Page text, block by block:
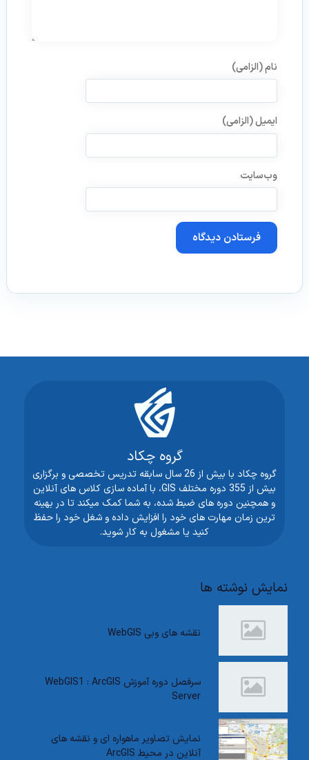
نام (الزامی)
ایمیل (الزامی)
وب‌سایت
گروه چکاد
گروه چکاد با بیش از 26 سال سابقه تدریس تخصصی و برگزاری
بیش از 355 دوره مختلف GIS، با آماده سازی کلاس های آنلاین
و همچنین دوره های ضبط شده، به شما کمک میکند تا در بهینه
ترین زمان مهارت های خود را افزایش داده و شغل خود را حفظ
کنید یا مشغول به کار شوید.
نمایش نوشته ها
نقشه های وبی WebGIS
سرفصل دوره آموزش WebGIS1 : ArcGIS
Server
نمایش تصاویر ماهواره ای و نقشه های
آنلاین در محیط ArcGIS